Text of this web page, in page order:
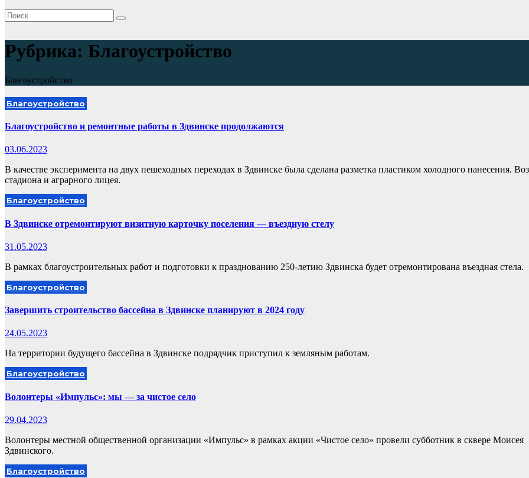
Рубрика: Благоустройство
Благоустройство
Благоустройство
Благоустройство и ремонтные работы в Здвинске продолжаются
03.06.2023
В качестве эксперимента на двух пешеходных переходах в Здвинске была сделана разметка пластиком холодного нанесения.
стадиона и аграрного лицея.
Благоустройство
В Здвинске отремонтируют визитную карточку поселения — въездную стелу
31.05.2023
В рамках благоустроительных работ и подготовки к празднованию 250-летию Здвинска будет отремонтирована въездная стела.
Благоустройство
Завершить строительство бассейна в Здвинске планируют в 2024 году
24.05.2023
На территории будущего бассейна в Здвинске подрядчик приступил к земляным работам.
Благоустройство
Волонтеры «Импульс»: мы — за чистое село
29.04.2023
Волонтеры местной общественной организации «Импульс» в рамках акции «Чистое село» провели субботник в сквере Моисея
Здвинского.
Благоустройство